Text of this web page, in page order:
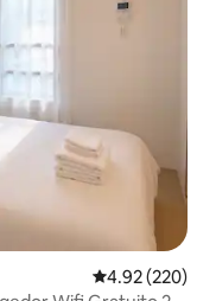
Calificación
4.92 (220)